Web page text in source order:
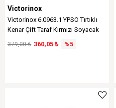
Victorinox
Victorinox 6.0963.1 YPSO Tırtıklı
Kenar Çift Taraf Kırmızı Soyacak
360,05 ₺
379,00 ₺ %5